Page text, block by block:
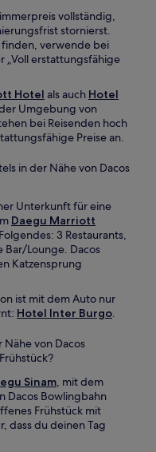
vollständig,
stornierst.
finden, verwende bei
„Voll erstattungsfähige
Hotel als auch Hotel
Umgebung von
bei Reisenden hoch
Preise an.
in der Nähe von Dacos
Unterkunft für eine
Daegu Marriott
3 Restaurants,
Bar/Lounge. Dacos
Katzensprung
ist mit dem Auto nur
Hotel Inter Burgo.
von Dacos
Sinam, mit dem
Dacos Bowlingbahn
Frühstück mit
dass du deinen Tag